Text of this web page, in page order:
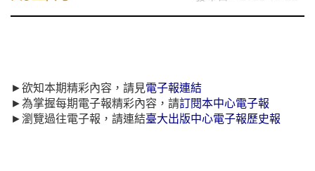
►欲知本期精彩內容，請見電子報連結
►為掌握每期電子報精彩內容，請訂閱本中心電子報
►瀏覽過往電子報，請連結臺大出版中心電子報歷史報